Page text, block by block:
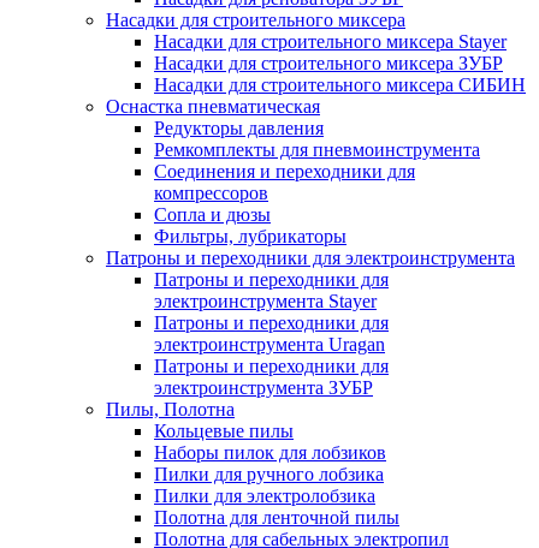
Насадки для строительного миксера
Насадки для строительного миксера Stayer
Насадки для строительного миксера ЗУБР
Насадки для строительного миксера СИБИН
Оснастка пневматическая
Редукторы давления
Ремкомплекты для пневмоинструмента
Соединения и переходники для
компрессоров
Сопла и дюзы
Фильтры, лубрикаторы
Патроны и переходники для электроинструмента
Патроны и переходники для
электроинструмента Stayer
Патроны и переходники для
электроинструмента Uragan
Патроны и переходники для
электроинструмента ЗУБР
Пилы, Полотна
Кольцевые пилы
Наборы пилок для лобзиков
Пилки для ручного лобзика
Пилки для электролобзика
Полотна для ленточной пилы
Полотна для сабельных электропил